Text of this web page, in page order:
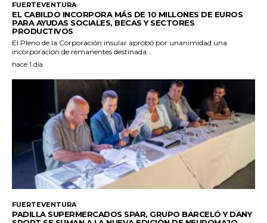
FUERTEVENTURA
EL CABILDO INCORPORA MÁS DE 10 MILLONES DE EUROS
PARA AYUDAS SOCIALES, BECAS Y SECTORES
PRODUCTIVOS
El Pleno de la Corporación insular aprobó por unanimidad una
incorporación de remanentes destinada...
hace 1 día
FUERTEVENTURA
PADILLA SUPERMERCADOS SPAR, GRUPO BARCELÓ Y DANY